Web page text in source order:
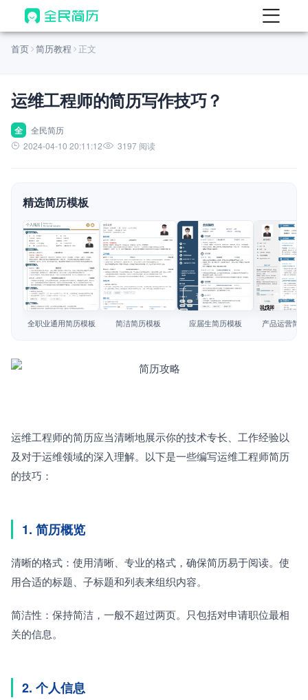
首页
AI 生成简历
AI 优化简历
AI 翻译简历
AI 模拟面试
面试自我介绍
AI 职场工具 New
简历模板
简历教程
首页 简历教程 正文
运维工程师的简历写作技巧？
全
全民简历
2024-04-10 20:11:12
3197 阅读
精选简历模板
查看模板
全职业通用简历模板
查看模板
简洁简历模板
查看模板
应届生简历模板
查看模板
产品运营简
运维工程师的简历应当清晰地展示你的技术专长、工作经验以
及对于运维领域的深入理解。以下是一些编写运维工程师简历
的技巧：
1. 简历概览
清晰的格式：使用清晰、专业的格式，确保简历易于阅读。使
用合适的标题、子标题和列表来组织内容。
简洁性：保持简洁，一般不超过两页。只包括对申请职位最相
关的信息。
2. 个人信息